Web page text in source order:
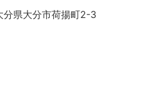
分県大分市荷揚町2-3